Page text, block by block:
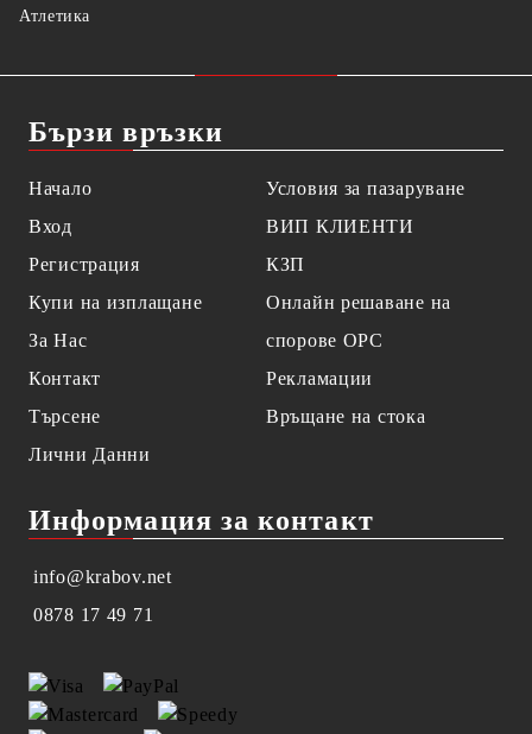
Атлетика
Бързи връзки
Начало
Вход
Регистрация
Купи на изплащане
За Нас
Контакт
Търсене
Лични Данни
Условия за пазаруване
ВИП КЛИЕНТИ
КЗП
Онлайн решаване на
спорове OPC
Рекламации
Връщане на стока
Информация за контакт
info@krabov.net
0878 17 49 71